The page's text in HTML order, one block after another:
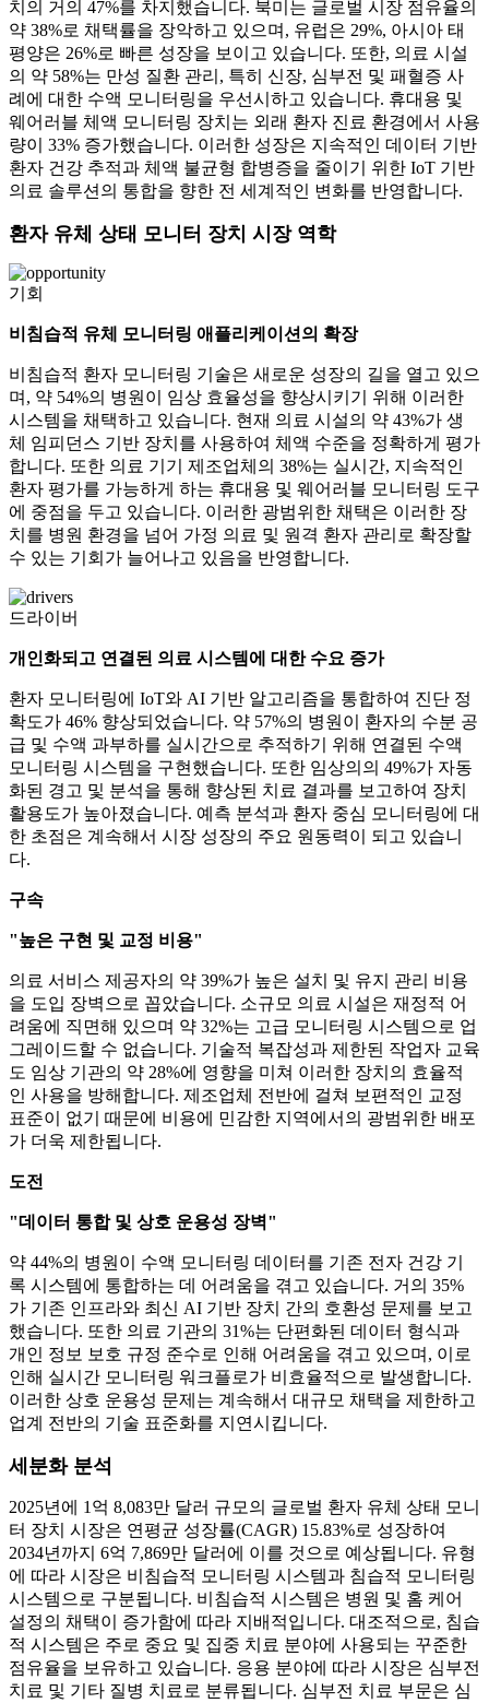
치의 거의 47%를 차지했습니다. 북미는 글로벌 시장 점유율의
약 38%로 채택률을 장악하고 있으며, 유럽은 29%, 아시아 태
평양은 26%로 빠른 성장을 보이고 있습니다. 또한, 의료 시설
의 약 58%는 만성 질환 관리, 특히 신장, 심부전 및 패혈증 사
례에 대한 수액 모니터링을 우선시하고 있습니다. 휴대용 및
웨어러블 체액 모니터링 장치는 외래 환자 진료 환경에서 사용
량이 33% 증가했습니다. 이러한 성장은 지속적인 데이터 기반
환자 건강 추적과 체액 불균형 합병증을 줄이기 위한 IoT 기반
의료 솔루션의 통합을 향한 전 세계적인 변화를 반영합니다.
환자 유체 상태 모니터 장치 시장 역학
기회
비침습적 유체 모니터링 애플리케이션의 확장
비침습적 환자 모니터링 기술은 새로운 성장의 길을 열고 있으
며, 약 54%의 병원이 임상 효율성을 향상시키기 위해 이러한
시스템을 채택하고 있습니다. 현재 의료 시설의 약 43%가 생
체 임피던스 기반 장치를 사용하여 체액 수준을 정확하게 평가
합니다. 또한 의료 기기 제조업체의 38%는 실시간, 지속적인
환자 평가를 가능하게 하는 휴대용 및 웨어러블 모니터링 도구
에 중점을 두고 있습니다. 이러한 광범위한 채택은 이러한 장
치를 병원 환경을 넘어 가정 의료 및 원격 환자 관리로 확장할
수 있는 기회가 늘어나고 있음을 반영합니다.
드라이버
개인화되고 연결된 의료 시스템에 대한 수요 증가
환자 모니터링에 IoT와 AI 기반 알고리즘을 통합하여 진단 정
확도가 46% 향상되었습니다. 약 57%의 병원이 환자의 수분 공
급 및 수액 과부하를 실시간으로 추적하기 위해 연결된 수액
모니터링 시스템을 구현했습니다. 또한 임상의의 49%가 자동
화된 경고 및 분석을 통해 향상된 치료 결과를 보고하여 장치
활용도가 높아졌습니다. 예측 분석과 환자 중심 모니터링에 대
한 초점은 계속해서 시장 성장의 주요 원동력이 되고 있습니
다.
구속
"높은 구현 및 교정 비용"
의료 서비스 제공자의 약 39%가 높은 설치 및 유지 관리 비용
을 도입 장벽으로 꼽았습니다. 소규모 의료 시설은 재정적 어
려움에 직면해 있으며 약 32%는 고급 모니터링 시스템으로 업
그레이드할 수 없습니다. 기술적 복잡성과 제한된 작업자 교육
도 임상 기관의 약 28%에 영향을 미쳐 이러한 장치의 효율적
인 사용을 방해합니다. 제조업체 전반에 걸쳐 보편적인 교정
표준이 없기 때문에 비용에 민감한 지역에서의 광범위한 배포
가 더욱 제한됩니다.
도전
"데이터 통합 ​​및 상호 운용성 장벽"
약 44%의 병원이 수액 모니터링 데이터를 기존 전자 건강 기
록 시스템에 통합하는 데 어려움을 겪고 있습니다. 거의 35%
가 기존 인프라와 최신 AI 기반 장치 간의 호환성 문제를 보고
했습니다. 또한 의료 기관의 31%는 단편화된 데이터 형식과
개인 정보 보호 규정 준수로 인해 어려움을 겪고 있으며, 이로
인해 실시간 모니터링 워크플로가 비효율적으로 발생합니다.
이러한 상호 운용성 문제는 계속해서 대규모 채택을 제한하고
업계 전반의 기술 표준화를 지연시킵니다.
세분화 분석
2025년에 1억 8,083만 달러 규모의 글로벌 환자 유체 상태 모니
터 장치 시장은 연평균 성장률(CAGR) 15.83%로 성장하여
2034년까지 6억 7,869만 달러에 이를 것으로 예상됩니다. 유형
에 따라 시장은 비침습적 모니터링 시스템과 침습적 모니터링
시스템으로 구분됩니다. 비침습적 시스템은 병원 및 홈 케어
설정의 채택이 증가함에 따라 지배적입니다. 대조적으로, 침습
적 시스템은 주로 중요 및 집중 치료 분야에 사용되는 꾸준한
점유율을 보유하고 있습니다. 응용 분야에 따라 시장은 심부전
치료 및 기타 질병 치료로 분류됩니다. 심부전 치료 부문은 심